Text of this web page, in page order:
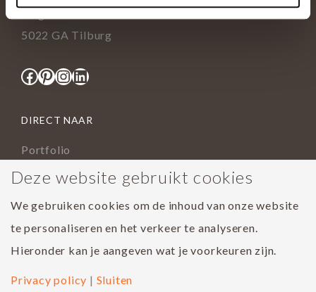
5022 GA Tilburg
Facebook
Pinterest
Instagram
LinkedIn
DIRECT NAAR
Portfolio
Assortiment
Houtsoorten
Populairste project 2023
Deze website gebruikt cookies
We gebruiken cookies om de inhoud van onze website
te personaliseren en het verkeer te analyseren.
Hieronder kan je aangeven wat je voorkeuren zijn.
Privacy policy | Sluiten